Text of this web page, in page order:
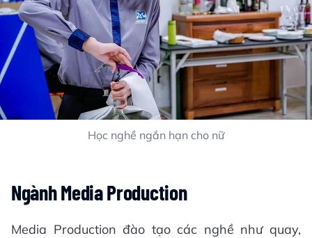
Học nghề ngắn hạn cho nữ
Ngành Media Production
Media Production đào tạo các nghề như quay,